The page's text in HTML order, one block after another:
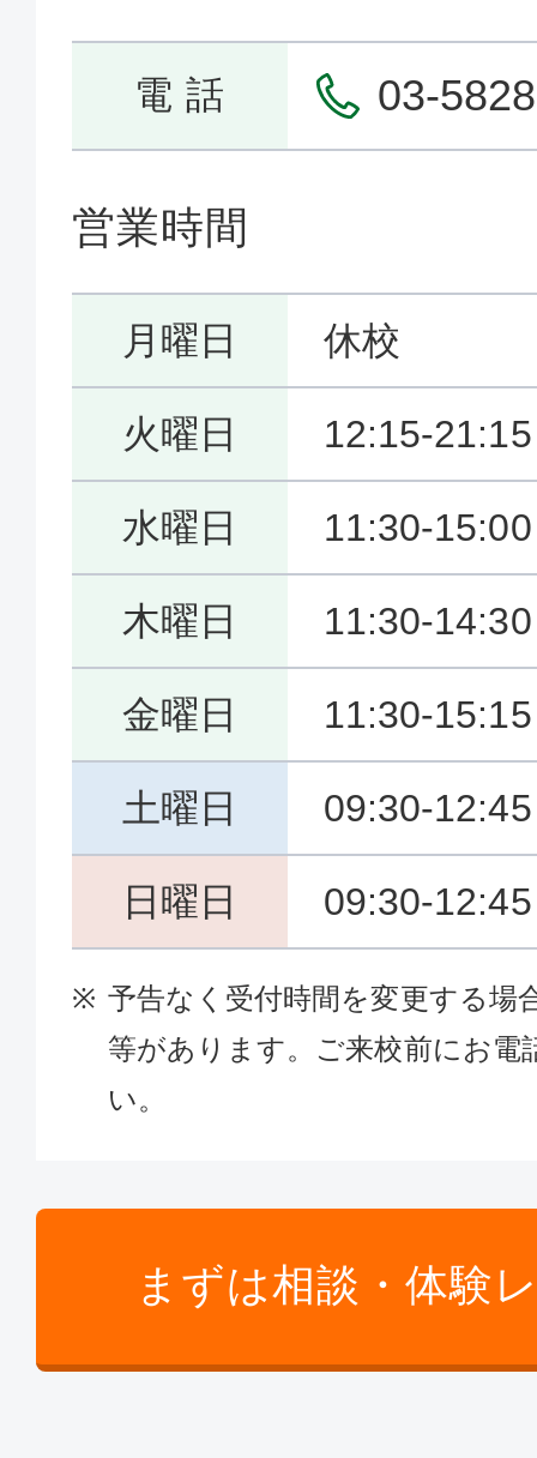
電 話 03-
営業時間
月曜日 休校
火曜日 12:15-21:15
水曜日 11:30-
木曜日 11:30-
金曜日 11:30-
土曜日 09:30-
日曜日 09:30-
予告なく受付時間を変更する場
等があります。ご来校前にお電
い。
まずは相談・体験